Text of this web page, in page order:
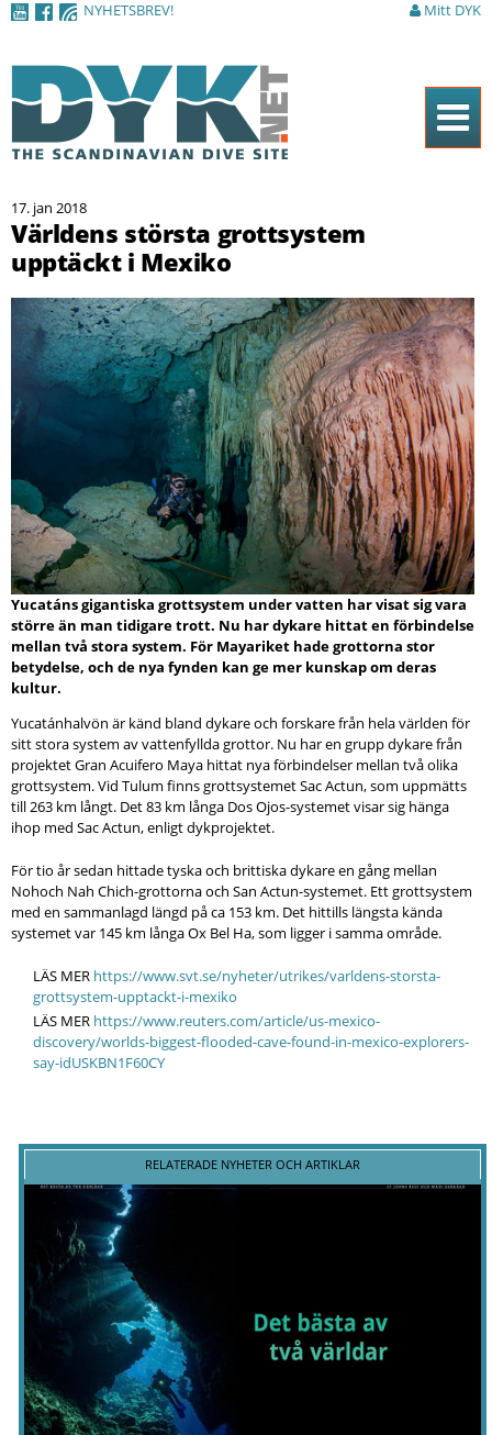
NYHETSBREV! Mitt DYK
Hem
Tidningen
Nyheter
Artiklar
DYK Guiden
Shop
17. jan 2018
Världens största grottsystem
upptäckt i Mexiko
Yucatáns gigantiska grottsystem under vatten har visat sig vara
större än man tidigare trott. Nu har dykare hittat en förbindelse
mellan två stora system. För Mayariket hade grottorna stor
betydelse, och de nya fynden kan ge mer kunskap om deras
kultur.
Yucatánhalvön är känd bland dykare och forskare från hela världen för
sitt stora system av vattenfyllda grottor. Nu har en grupp dykare från
projektet Gran Acuifero Maya hittat nya förbindelser mellan två olika
grottsystem. Vid Tulum finns grottsystemet Sac Actun, som uppmätts
till 263 km långt. Det 83 km långa Dos Ojos-systemet visar sig hänga
ihop med Sac Actun, enligt dykprojektet.
För tio år sedan hittade tyska och brittiska dykare en gång mellan
Nohoch Nah Chich-grottorna och San Actun-systemet. Ett grottsystem
med en sammanlagd längd på ca 153 km. Det hittills längsta kända
systemet var 145 km långa Ox Bel Ha, som ligger i samma område.
LÄS MER https://www.svt.se/nyheter/utrikes/varldens-storsta-
grottsystem-upptackt-i-mexiko
LÄS MER https://www.reuters.com/article/us-mexico-
discovery/worlds-biggest-flooded-cave-found-in-mexico-explorers-
say-idUSKBN1F60CY
RELATERADE NYHETER OCH ARTIKLAR